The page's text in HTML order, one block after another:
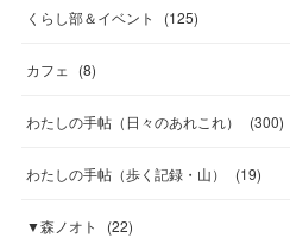
くらし部＆イベント (125)
カフェ (8)
わたしの手帖（日々のあれこれ） (300)
わたしの手帖（歩く記録・山） (19)
▼森ノオト (22)